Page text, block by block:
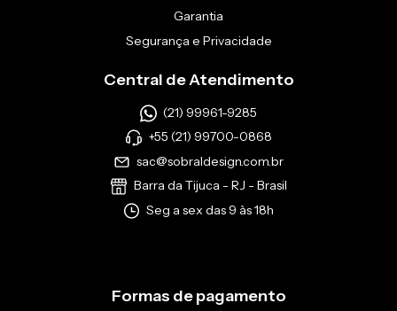
Garantia
Segurança e Privacidade
Central de Atendimento
(21) 99961-9285
+55 (21) 99700-0868
sac@sobraldesign.com.br
Barra da Tijuca - RJ - Brasil
Seg a sex das 9 às 18h
Formas de pagamento